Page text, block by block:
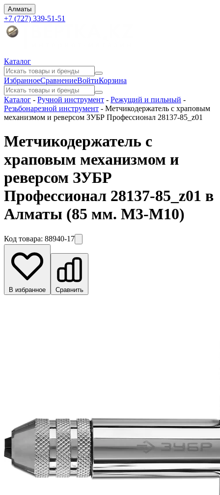
Алматы
+7 (727) 339-51-51
Каталог
ИзбранноеСравнениеВойтиКорзина
Каталог - Ручной инструмент - Режущий и пильный -
Резьбонарезной инструмент - Метчикодержатель с храповым
механизмом и реверсом ЗУБР Профессионал 28137-85_z01
Метчикодержатель с
храповым механизмом и
реверсом ЗУБР
Профессионал 28137-85_z01 в
Алматы (85 мм. M3-M10)
Код товара: 88940-17
В избранное Сравнить